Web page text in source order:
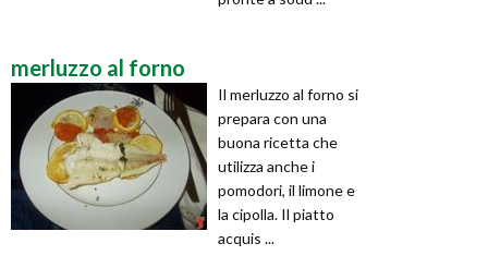
merluzzo al forno
Il merluzzo al forno si
prepara con una
buona ricetta che
utilizza anche i
pomodori, il limone e
la cipolla. Il piatto
acquis ...